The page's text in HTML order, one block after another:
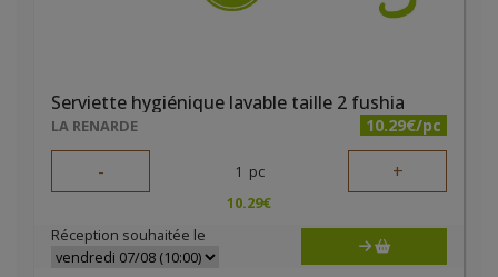
Serviette hygiénique lavable taille 2 fushia
LA RENARDE 10.29€/pc
- 1 pc +
10.29€
Réception souhaitée le